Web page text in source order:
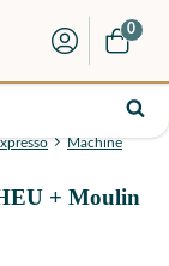
0
Machine
+ Moulin